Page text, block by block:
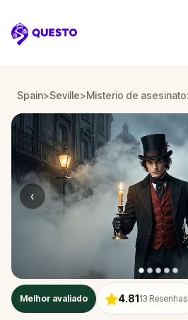
Questo
Spain>Seville>
‹
Melhor avaliado 4.8113 Resenhas